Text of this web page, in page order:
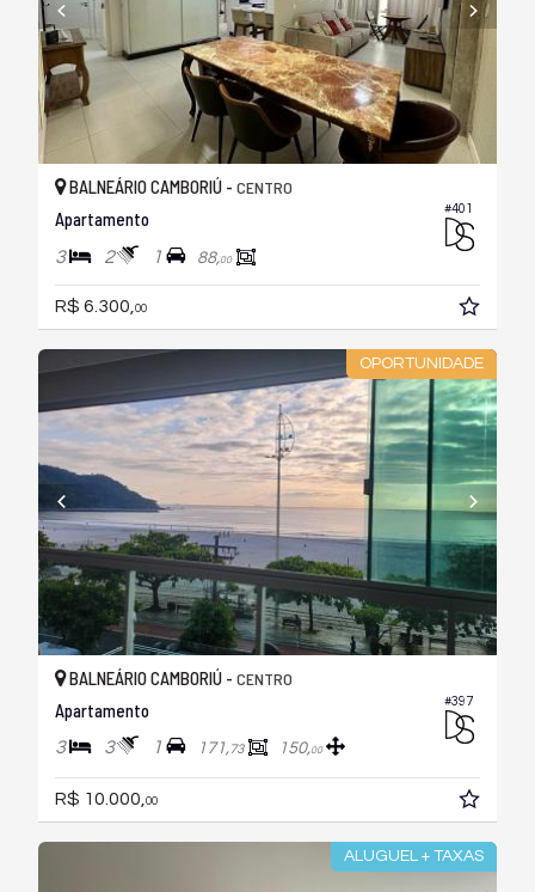
#401
BALNEÁRIO CAMBORIÚ - CENTRO
Apartamento
3 2 1 88,00
R$ 6.300, 00
OPORTUNIDADE
#397
BALNEÁRIO CAMBORIÚ - CENTRO
Apartamento
3 3 1 171,73 150,00
R$ 10.000, 00
ALUGUEL + TAXAS